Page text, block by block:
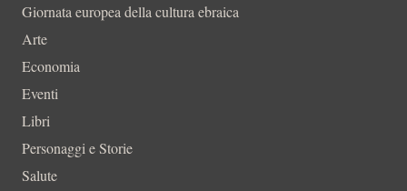
Giornata europea della cultura ebraica
Arte
Economia
Eventi
Libri
Personaggi e Storie
Salute